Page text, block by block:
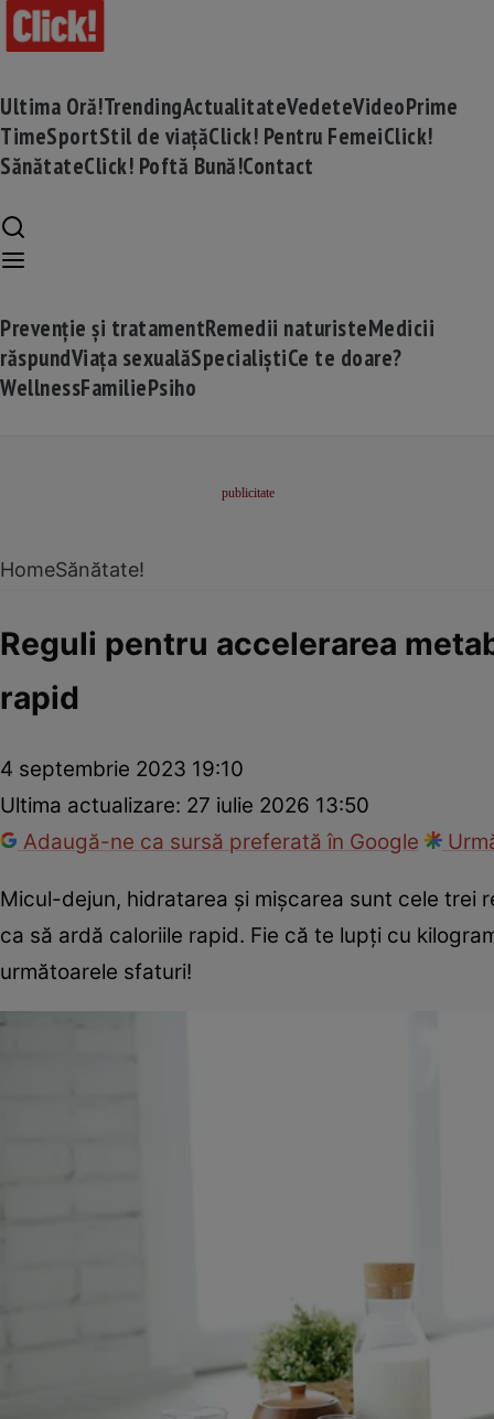
Ultima Oră!TrendingActualitateVedeteVideoPrime
TimeSportStil de viațăClick! Pentru FemeiClick!
SănătateClick! Poftă Bună!Contact
Prevenție și tratamentRemedii naturisteMedicii
răspundViața sexualăSpecialiștiCe te doare?
WellnessFamiliePsiho
HomeSănătate!
Reguli pentru accelerarea
rapid
4 septembrie 2023 19:10
Ultima actualizare: 27 iulie 2026 13:50
Adaugă-ne ca sursă preferată în Google
Micul-dejun, hidratarea şi mişcarea sunt cele trei
ca să ardă caloriile rapid. Fie că te lupţi cu
următoarele sfaturi!